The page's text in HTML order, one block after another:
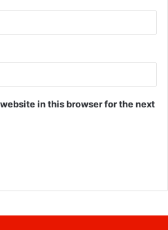
in this browser for the next